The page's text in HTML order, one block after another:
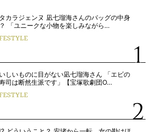
カラジェンヌ 凪七瑠海さんのバッグの中身
「ユニークな小物を楽しみながら…
しいものに目がない凪七瑠海さん 「エビの
司は断然生派です」【宝塚歌劇団O…